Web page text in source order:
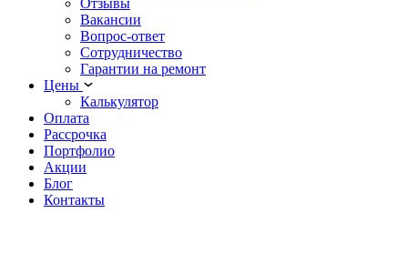
Отзывы
Вакансии
Вопрос-ответ
Сотрудничество
Гарантии на ремонт
Цены
Калькулятор
Оплата
Рассрочка
Портфолио
Акции
Блог
Контакты